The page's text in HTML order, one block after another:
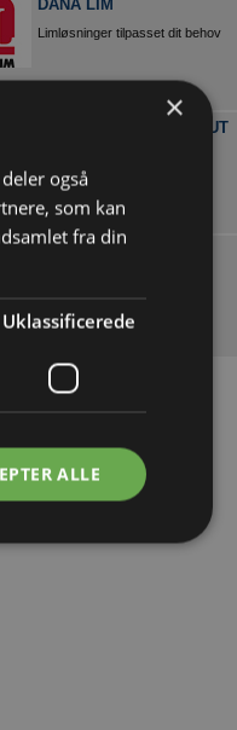
DANA LIM
Limløsninger tilpasset dit behov
TEKNOLOGISK INSTITUT
×
også
som kan
fra din
Uklassificerede
ALLE